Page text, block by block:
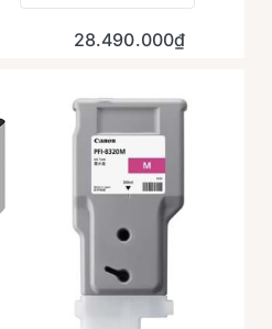
28.490.000₫